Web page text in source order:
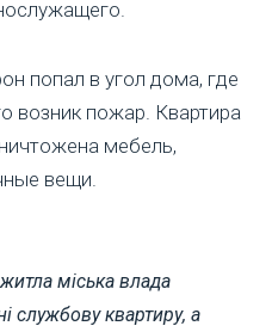
попал в угол дома, где
возник пожар. Квартира
мебель,
вещи.
міська влада
службову квартиру, а